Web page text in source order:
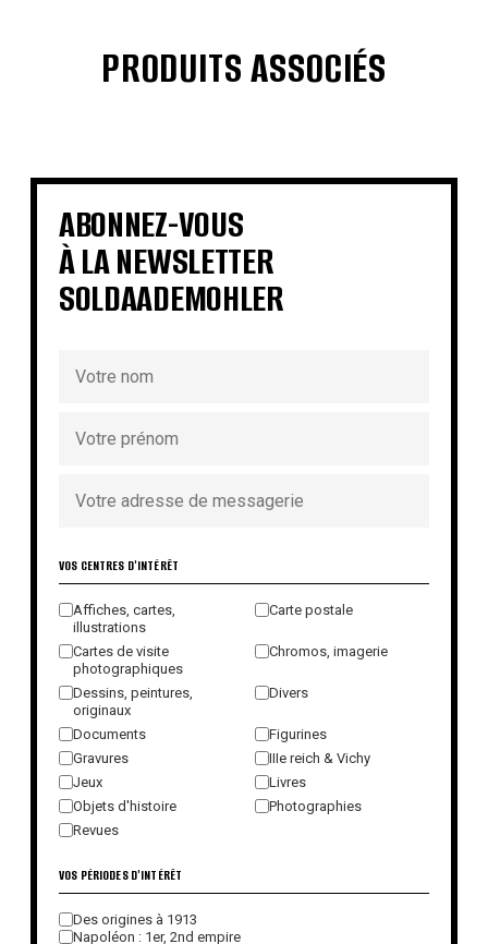
PRODUITS ASSOCIÉS
€ €
€ € €
€
ABONNEZ-VOUS
À LA NEWSLETTER
SOLDAADEMOHLER
VOS CENTRES D'INTÉRÊT
Affiches, cartes,
illustrations
Carte postale
Cartes de visite
photographiques
Chromos, imagerie
Dessins, peintures,
originaux
Divers
Documents
Figurines
Gravures
IIIe reich & Vichy
Jeux
Livres
Objets d'histoire
Photographies
Revues
VOS PÉRIODES D'INTÉRÊT
Des origines à 1913
Napoléon : 1er, 2nd empire